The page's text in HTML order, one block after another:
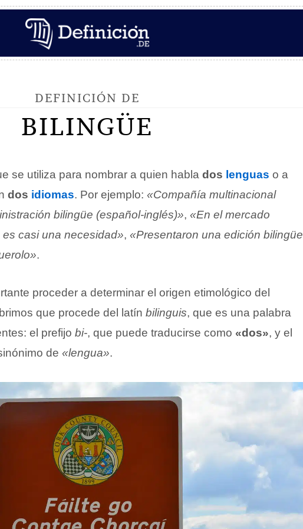
DEFINICIÓN DE
BILINGÜE
se utiliza para nombrar a quien habla dos lenguas o a
dos idiomas. Por ejemplo: «Compañía multinacional
bilingüe (español-inglés)», «En el mercado
casi una necesidad», «Presentaron una edición bilingüe
.
proceder a determinar el origen etimológico del
que procede del latín bilinguis, que es una palabra
el prefijo bi-, que puede traducirse como «dos», y el
de «lengua».